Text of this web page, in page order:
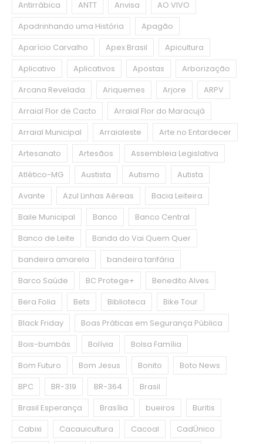
Antirrábica ANTT Anvisa
AO VIVO
Apadrinhando uma História
Apagão
Aparício Carvalho
Apex Brasil
Apicultura
Aplicativo
Aplicativos Apostas
Arborização
Arcana Revelada
Ariquemes Arjore
ARPV
Arraial Flor de Cacto
Arraial Flor do Maracujá
Arraial Municipal
Arraialeste
Arte no Entardecer
Artesanato
Artesãos
Assembleia Legislativa
Atlético-MG
Austista Autismo
Autista
Avante
Azul Linhas Aéreas
Bacia Leiteira
Baile Municipal
Banco
Banco Central
Banco de Leite
Banda do Vai Quem Quer
bandeira amarela
bandeira tarifária
Barco Saúde
BC Protege+
Benedito Alves
Bera Folia
Bets Biblioteca
Bike Tour
Black Friday
Boas Práticas em Segurança Pública
Bois-bumbás
Bolívia
Bolsa Família
Bom Futuro
Bom Jesus Bonito
Boto News
BPC
BR-319 BR-364
Brasil
Brasil Esperança
Brasília bueiros
Buritis
Cabixi
Cacauicultura Cacoal
CadÚnico